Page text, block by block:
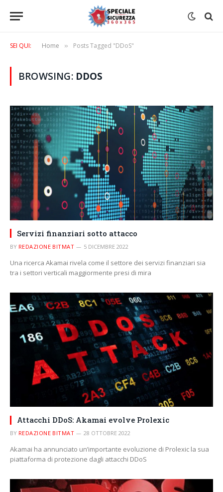
SEI QUI: Home » Posts Tagged "DDoS"
BROWSING: DDOS
Servizi finanziari sotto attacco
BY REDAZIONE BITMAT 5 DICEMBRE 2022
Una ricerca Akamai rivela come il settore dei servizi finanziari sia
tra i settori verticali maggiormente presi di mira
Attacchi DDoS: Akamai evolve Prolexic
BY REDAZIONE BITMAT 28 OTTOBRE 2022
Akamai ha annunciato un’importante evoluzione di Prolexic la sua
piattaforma di protezione dagli attacchi DDoS